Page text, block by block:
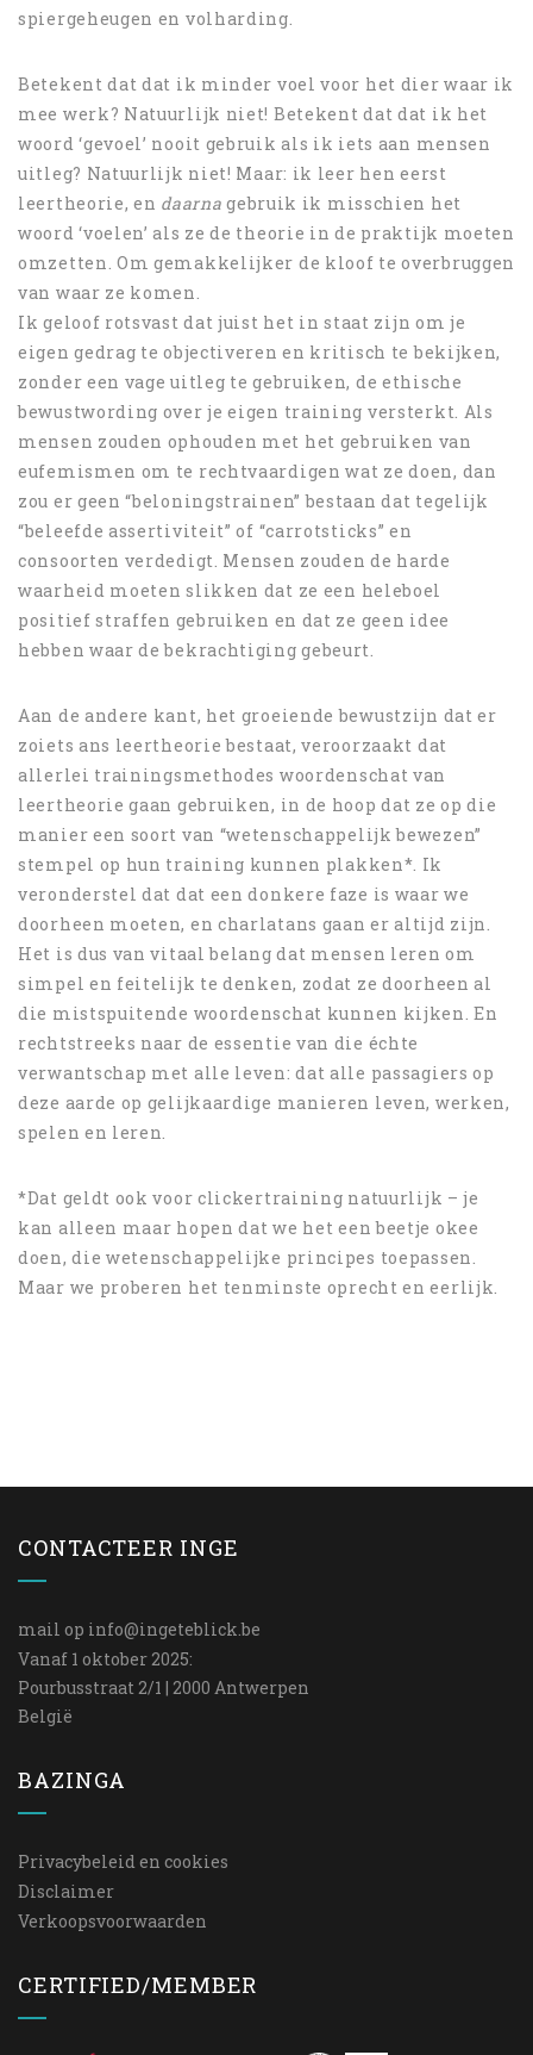
spiergeheugen en volharding.
Betekent dat dat ik minder voel voor het dier waar ik
mee werk? Natuurlijk niet! Betekent dat dat ik het
woord ‘gevoel’ nooit gebruik als ik iets aan mensen
uitleg? Natuurlijk niet! Maar: ik leer hen eerst
leertheorie, en daarna gebruik ik misschien het
woord ‘voelen’ als ze de theorie in de praktijk moeten
omzetten. Om gemakkelijker de kloof te overbruggen
van waar ze komen.
Ik geloof rotsvast dat juist het in staat zijn om je
eigen gedrag te objectiveren en kritisch te bekijken,
zonder een vage uitleg te gebruiken, de ethische
bewustwording over je eigen training versterkt. Als
mensen zouden ophouden met het gebruiken van
eufemismen om te rechtvaardigen wat ze doen, dan
zou er geen “beloningstrainen” bestaan dat tegelijk
“beleefde assertiviteit” of “carrotsticks” en
consoorten verdedigt. Mensen zouden de harde
waarheid moeten slikken dat ze een heleboel
positief straffen gebruiken en dat ze geen idee
hebben waar de bekrachtiging gebeurt.
Aan de andere kant, het groeiende bewustzijn dat er
zoiets ans leertheorie bestaat, veroorzaakt dat
allerlei trainingsmethodes woordenschat van
leertheorie gaan gebruiken, in de hoop dat ze op die
manier een soort van “wetenschappelijk bewezen”
stempel op hun training kunnen plakken*. Ik
veronderstel dat dat een donkere faze is waar we
doorheen moeten, en charlatans gaan er altijd zijn.
Het is dus van vitaal belang dat mensen leren om
simpel en feitelijk te denken, zodat ze doorheen al
die mistspuitende woordenschat kunnen kijken. En
rechtstreeks naar de essentie van die échte
verwantschap met alle leven: dat alle passagiers op
deze aarde op gelijkaardige manieren leven, werken,
spelen en leren.
*Dat geldt ook voor clickertraining natuurlijk – je
kan alleen maar hopen dat we het een beetje okee
doen, die wetenschappelijke principes toepassen.
Maar we proberen het tenminste oprecht en eerlijk.
CONTACTEER INGE
mail op info@ingeteblick.be
Vanaf 1 oktober 2025:
Pourbusstraat 2/1 | 2000 Antwerpen
België
BAZINGA
Privacybeleid en cookies
Disclaimer
Verkoopsvoorwaarden
CERTIFIED/MEMBER